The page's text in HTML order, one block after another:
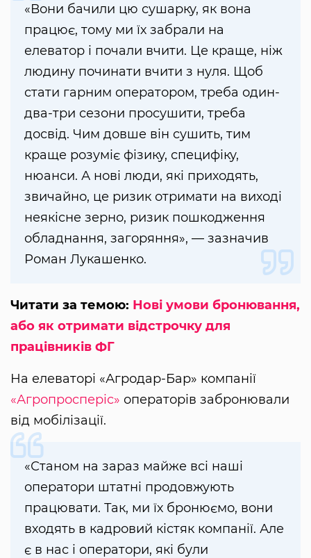
«Вони бачили цю сушарку, як вона
працює, тому ми їх забрали на
елеватор і почали вчити. Це краще, ніж
людину починати вчити з нуля. Щоб
стати гарним оператором, треба один-
два-три сезони просушити, треба
досвід. Чим довше він сушить, тим
краще розуміє фізику, специфіку,
нюанси. А нові люди, які приходять,
звичайно, це ризик отримати на виході
неякісне зерно, ризик пошкодження
обладнання, загоряння», — зазначив
Роман Лукашенко.
Читати за темою: Нові умови бронювання,
або як отримати відстрочку для
працівників ФГ
На елеваторі «Агродар-Бар» компанії
«Агропросперіс» операторів забронювали
від мобілізації.
«Станом на зараз майже всі наші
оператори штатні продовжують
працювати. Так, ми їх бронюємо, вони
входять в кадровий кістяк компанії. Але
є в нас і оператори, які були